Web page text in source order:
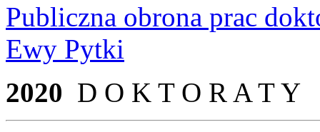
Publiczna obrona prac
Ewy Pytki
2020 D O K T O R A T Y